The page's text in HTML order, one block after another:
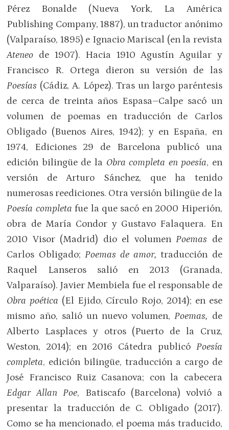
Pérez Bonalde (Nueva York, La América
Publishing Company, 1887), un traductor anónimo
(Valparaíso, 1895) e Ignacio Mariscal (en la revista
Ateneo de 1907). Hacia 1910 Agustín Aguilar y
Francisco R. Ortega dieron su versión de las
Poesías (Cádiz, A. López). Tras un largo paréntesis
de cerca de treinta años Espasa–Calpe sacó un
volumen de poemas en traducción de Carlos
Obligado (Buenos Aires, 1942); y en España, en
1974, Ediciones 29 de Barcelona publicó una
edición bilingüe de la Obra completa en poesía, en
versión de Arturo Sánchez, que ha tenido
numerosas reediciones. Otra versión bilingüe de la
Poesía completafue la que sacó en 2000 Hiperión,
obra de María Condor y Gustavo Falaquera. En
2010 Visor (Madrid) dio el volumenPoemas de
Carlos Obligado; Poemas de amor, traducción de
Raquel Lanseros salió en 2013 (Granada,
Valparaíso). Javier Membiela fue el responsable de
Obra poética (El Ejido, Círculo Rojo, 2014); en ese
mismo año, salió un nuevo volumen,Poemas, de
Alberto Lasplaces y otros (Puerto de la Cruz,
Weston, 2014); en 2016 Cátedra publicó Poesía
completa, edición bilingüe, traducción a cargo de
José Francisco Ruiz Casanova; con la cabecera
Edgar Allan Poe, Batiscafo (Barcelona) volvió a
presentar la traducción de C. Obligado (2017).
Como se ha mencionado, el poema más traducido,